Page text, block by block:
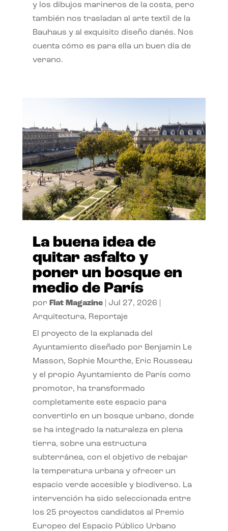
y los dibujos marineros de la costa, pero
también nos trasladan al arte textil de la
Bauhaus y al exquisito diseño danés. Nos
cuenta cómo es para ella un buen día de
verano.
La buena idea de
quitar asfalto y
poner un bosque en
medio de París
por Flat Magazine| Jul 27, 2026
Arquitectura, Reportaje
El proyecto de la explanada del
Ayuntamiento diseñado por Benjamin Le
Masson, Sophie Mourthe, Eric Rousseau
y el propio Ayuntamiento de París como
promotor, ha transformado
completamente este espacio para
convertirlo en un bosque urbano, donde
se ha integrado la naturaleza en plena
tierra, sobre una estructura
subterránea, con el objetivo de rebajar
la temperatura urbana y ofrecer un
espacio verde accesible y biodiverso. La
intervención ha sido seleccionada entre
los 25 proyectos candidatos al Premio
Europeo del Espacio Público Urbano